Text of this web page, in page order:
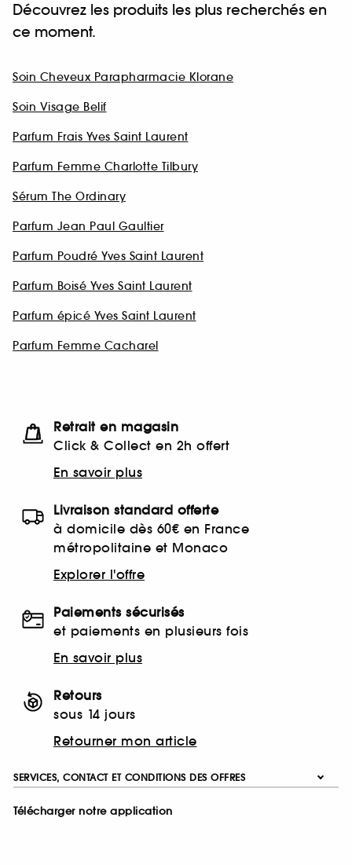
Découvrez les produits les plus recherchés en
ce moment.
Soin Cheveux Parapharmacie Klorane
Soin Visage Belif
Parfum Frais Yves Saint Laurent
Parfum Femme Charlotte Tilbury
Sérum The Ordinary
Parfum Jean Paul Gaultier
Parfum Poudré Yves Saint Laurent
Parfum Boisé Yves Saint Laurent
Parfum épicé Yves Saint Laurent
Parfum Femme Cacharel
Retrait en magasin
Click & Collect en 2h offert
En savoir plus
Livraison standard offerte
à domicile dès 60€ en France
métropolitaine et Monaco
Explorer l'offre
Paiements sécurisés
et paiements en plusieurs fois
En savoir plus
Retours
sous 14 jours
Retourner mon article
SERVICES, CONTACT ET CONDITIONS DES OFFRES
Télécharger notre application